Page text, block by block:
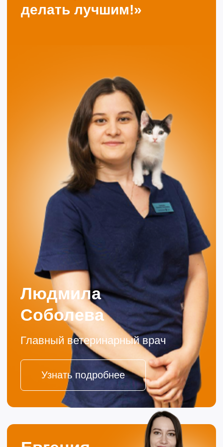
vet@morda72.ru
с 10-00 до 21-00
без обеда и выходных
Контакты
+7 (3452) 57-54-36
© 2015—2026 ООО «Сытая Морда»
не является публичной офертой.
Политика конфиденциальности
Согласие на обработку перс. данных
+7 (3452) 57-54-36Заказать звонок
Хотите у нас работать?
Заполнить анкету
Правила оказания ветеринарной помощи
Реквизиты